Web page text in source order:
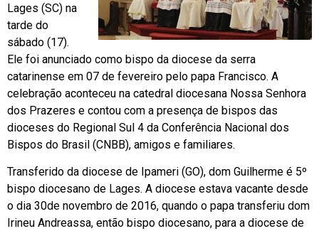
Lages (SC) na
tarde do
sábado (17).
Ele foi anunciado como bispo da diocese da serra
catarinense em 07 de fevereiro pelo papa Francisco. A
celebração aconteceu na catedral diocesana Nossa Senhora
dos Prazeres e contou com a presença de bispos das
dioceses do Regional Sul 4 da Conferência Nacional dos
Bispos do Brasil (CNBB), amigos e familiares.
Transferido da diocese de Ipameri (GO), dom Guilherme é 5º
bispo diocesano de Lages. A diocese estava vacante desde
o dia 30de novembro de 2016, quando o papa transferiu dom
Irineu Andreassa, então bispo diocesano, para a diocese de